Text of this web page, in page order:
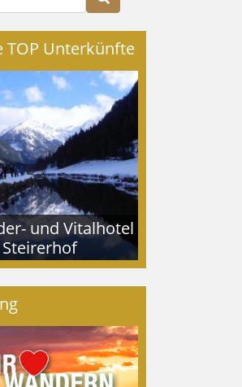
TOP Unterkünfte
und Vitalhotel
Steirerhof